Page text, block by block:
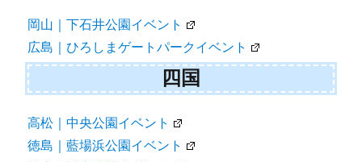
岡山｜下石井公園イベント
広島｜ひろしまゲートパークイベント
四国
高松｜中央公園イベント
徳島｜藍場浜公園イベント